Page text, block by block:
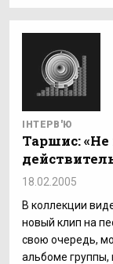
ІНТЕРВ'Ю
Таршис:
18.02.2005
В коллекции
новый клип на
свою очередь,
альбоме группы,